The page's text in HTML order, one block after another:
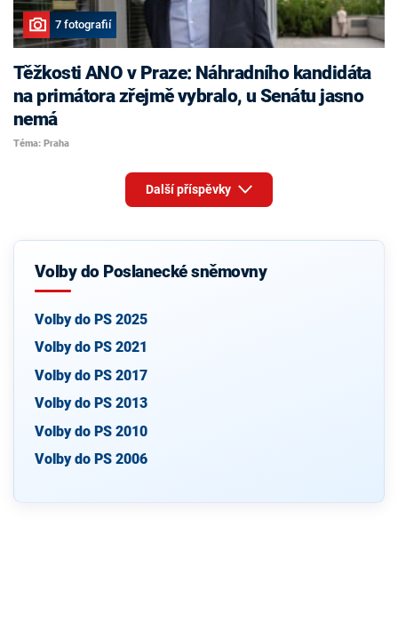
7 fotografií
Těžkosti ANO v Praze: Náhradního kandidáta
na primátora zřejmě vybralo, u Senátu jasno
nemá
Téma: Praha
Další příspěvky
Volby do Poslanecké sněmovny
Volby do PS 2025
Volby do PS 2021
Volby do PS 2017
Volby do PS 2013
Volby do PS 2010
Volby do PS 2006